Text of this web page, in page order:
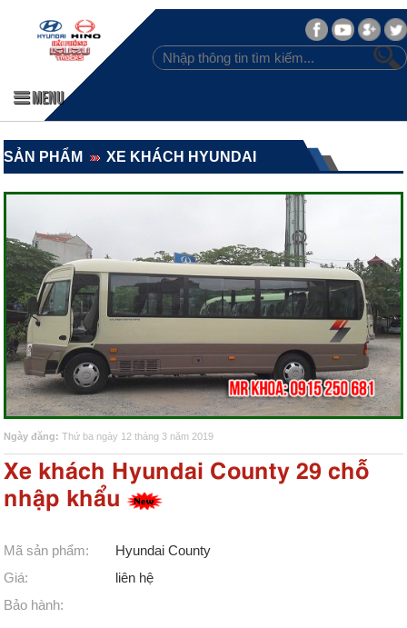
MENU
SẢN PHẨM XE KHÁCH HYUNDAI
Ngày đăng: Thứ ba ngày 12 tháng 3 năm 2019
Xe khách Hyundai County 29 chỗ
nhập khẩu
Mã sản phẩm:
Hyundai County
Giá:
liên hệ
Bảo hành: